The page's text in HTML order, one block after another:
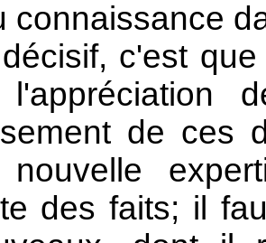
connaissance
c'est
de ces
nouvelle
des faits; il